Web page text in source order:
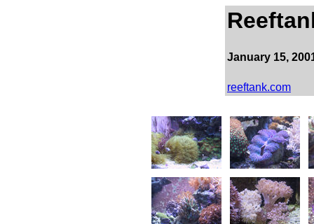
January 15,
reeftank.com